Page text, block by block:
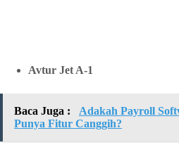
Avtur Jet A-1
Baca Juga :
Adakah Payroll
Punya Fitur Canggih?